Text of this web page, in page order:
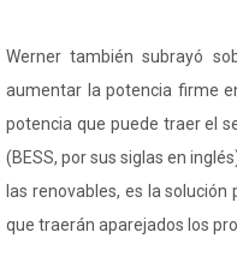
Werner también subrayó
aumentar la potencia firme
potencia que puede traer el
(BESS, por sus siglas en
las renovables, es la
que traerán aparejados los